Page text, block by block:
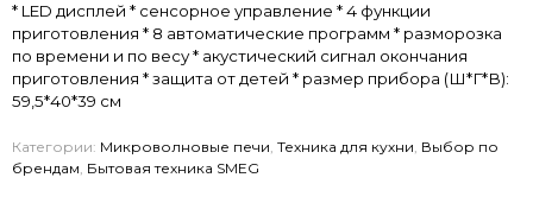
* LED дисплей * сенсорное управление * 4 функции
приготовления * 8 автоматические программ * разморозка
по времени и по весу * акустический сигнал окончания
приготовления * защита от детей * размер прибора (Ш*Г*В):
59,5*40*39 см
Категории: Микроволновые печи, Техника для кухни, Выбор по
брендам, Бытовая техника SMEG